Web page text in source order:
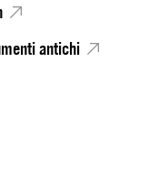
antichi